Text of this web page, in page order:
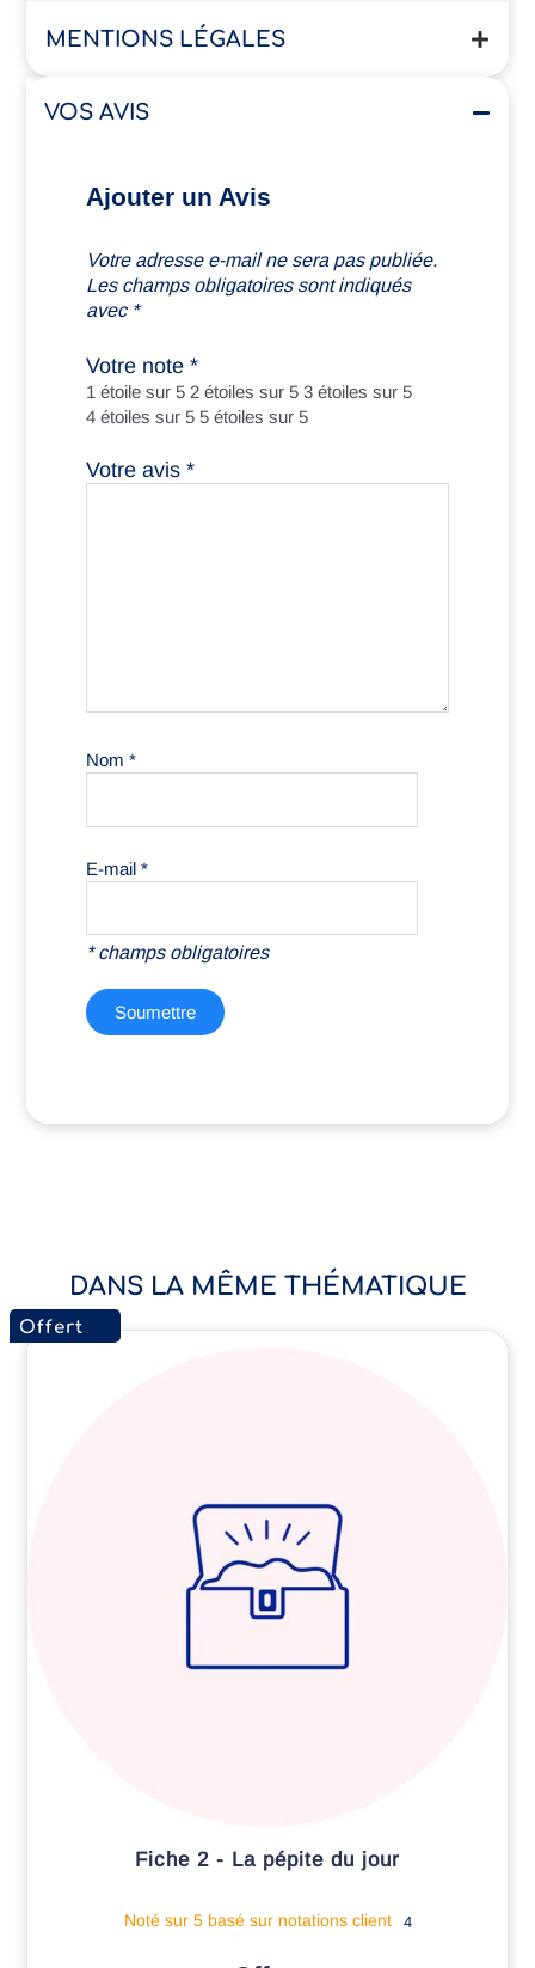
MENTIONS LÉGALES
VOS AVIS
Ajouter un Avis
Votre adresse e-mail ne sera pas publiée.
Les champs obligatoires sont indiqués
avec *
Votre note*
1 étoile sur 5 2 étoiles sur 5 3 étoiles sur 5
4 étoiles sur 5 5 étoiles sur 5
Votre avis*
Nom*
E-mail*
DANS LA MÊME THÉMATIQUE
Offert
Fiche 2 - La pépite du jour
Noté sur 5 basé sur notations client 4